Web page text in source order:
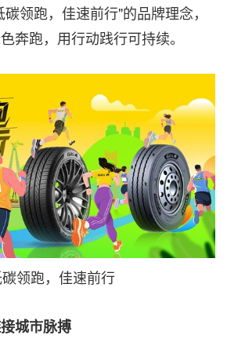
领跑，佳速前行"的品牌理念，
奔跑，用行动践行可持续。
领跑，佳速前行
城市脉搏